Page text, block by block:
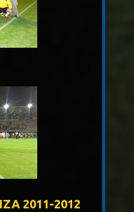
2011-2012